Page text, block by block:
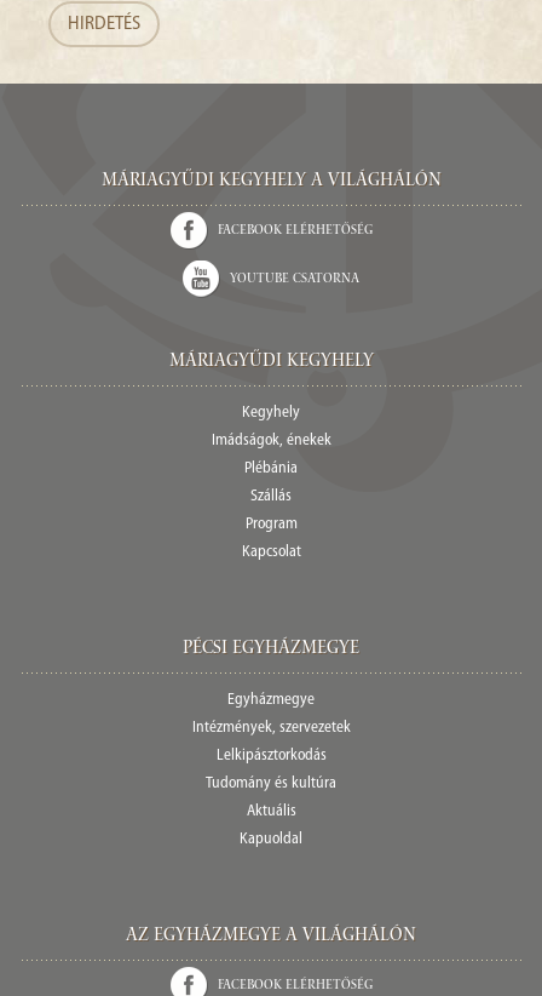
HIRDETÉS
Máriagyűdi Kegyhely a világhálón
Facebook elérhetőség
Youtube csatorna
Máriagyűdi Kegyhely
Kegyhely
Imádságok, énekek
Plébánia
Szállás
Program
Kapcsolat
Pécsi egyházmegye
Egyházmegye
Intézmények, szervezetek
Lelkipásztorkodás
Tudomány és kultúra
Aktuális
Kapuoldal
Az Egyházmegye a világhálón
Facebook elérhetőség